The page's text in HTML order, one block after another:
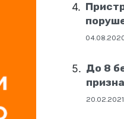
До 8
поїздів
20.02.2021